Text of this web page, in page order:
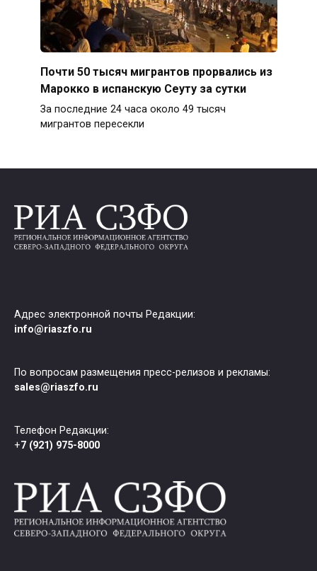
Почти 50 тысяч мигрантов прорвались из
Марокко в испанскую Сеуту за сутки
За последние 24 часа около 49 тысяч
мигрантов пересекли
Адрес электронной почты Редакции:
info@riaszfo.ru
По вопросам размещения пресс-релизов и рекламы:
sales@riaszfo.ru
Телефон Редакции:
+7 (921) 975-8000